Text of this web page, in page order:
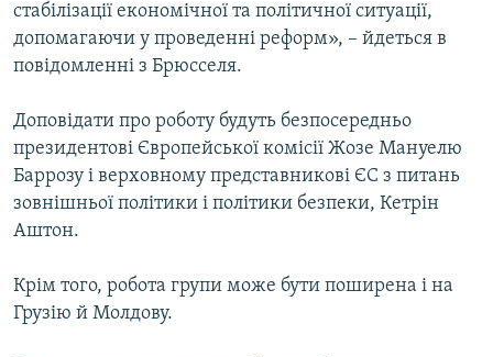
стабілізації економічної та політичної ситуації,
допомагаючи у проведенні реформ», – йдеться в
повідомленні з Брюсселя.
Доповідати про роботу будуть безпосередньо
президентові Європейської комісії Жозе Мануелю
Баррозу і верховному представникові ЄС з питань
зовнішньої політики і політики безпеки, Кетрін
Аштон.
Крім того, робота групи може бути поширена і на
Грузію й Молдову.